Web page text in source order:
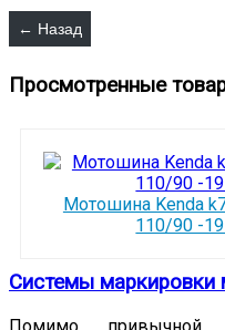
Просмотренные
Мотошина Kenda
110/90 -
Системы маркировки